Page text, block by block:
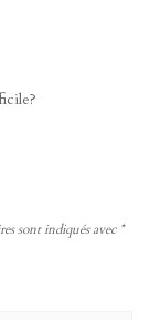
sont indiqués avec *